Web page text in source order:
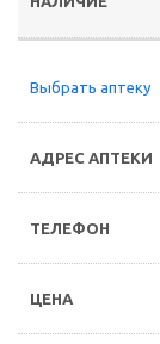
Выбрать аптеку